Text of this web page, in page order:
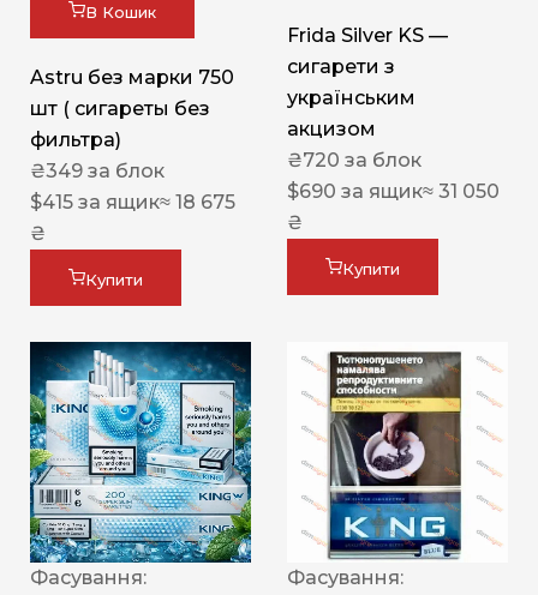
В Кошик
Astru без марки 750
шт ( сигареты без
фильтра)
₴349 за блок
$415 за ящик≈ 18 675
₴
Купити
Frida Silver KS —
сигарети з
українським
акцизом
₴720 за блок
$690 за ящик≈ 31 050
₴
Купити
Фасування:
Фасування: